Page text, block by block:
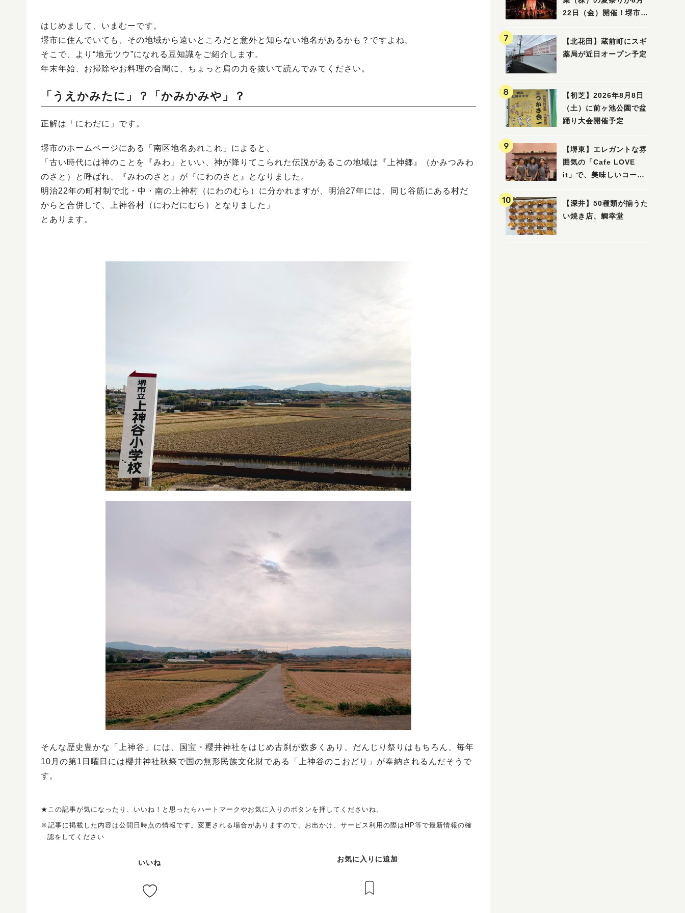
はじめまして、いまむーです。
堺市に住んでいても、その地域から遠いところだと意外と知らない地名があるかも？ですよね。
そこで、より“地元ツウ”になれる豆知識をご紹介します。
年末年始、お掃除やお料理の合間に、ちょっと肩の力を抜いて読んでみてください。
「うえかみたに」？「かみかみや」？
正解は「にわだに」です。
堺市のホームページにある「南区地名あれこれ」によると、
「古い時代には神のことを『みわ』といい、神が降りてこられた伝説があるこの地域は『上神郷』（かみつみわ
のさと）と呼ばれ、『みわのさと』が『にわのさと』となりました。
明治22年の町村制で北・中・南の上神村（にわのむら）に分かれますが、明治27年には、同じ谷筋にある村だ
からと合併して、上神谷村（にわだにむら）となりました」
とあります。
そんな歴史豊かな「上神谷」には、国宝・櫻井神社をはじめ古刹が数多くあり、だんじり祭りはもちろん、毎年
10月の第1日曜日には櫻井神社秋祭で国の無形民族文化財である「上神谷のこおどり」が奉納されるんだそうで
す。
★この記事が気になったり、いいね！と思ったらハートマークやお気に入りのボタンを押してくださいね。
※記事に掲載した内容は公開日時点の情報です。変更される場合がありますので、お出かけ、サービス利用の際はHP等で最新情報の確
認をしてください
いいね お気に入りに追加
22日（金）開催！堺市北
納涼祭
【北花田】蔵前町にスギ
薬局が近日オープン予定
【初芝】2026年8月8日
（土）に前ヶ池公園で盆
踊り大会開催予定
【堺東】エレガントな雰
囲気の「Cafe LOVE
it」で、美味しいコーヒ
【深井】50種類が揃うた
い焼き店、鯛幸堂